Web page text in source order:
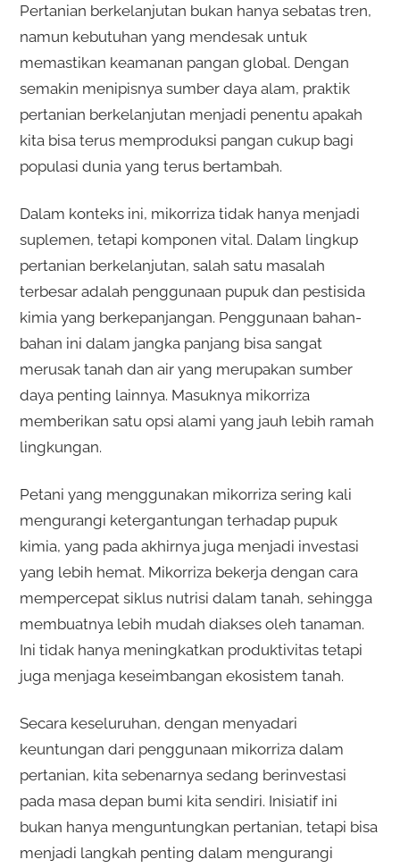
Pertanian berkelanjutan bukan hanya sebatas tren,
namun kebutuhan yang mendesak untuk
memastikan keamanan pangan global. Dengan
semakin menipisnya sumber daya alam, praktik
pertanian berkelanjutan menjadi penentu apakah
kita bisa terus memproduksi pangan cukup bagi
populasi dunia yang terus bertambah.
Dalam konteks ini, mikorriza tidak hanya menjadi
suplemen, tetapi komponen vital. Dalam lingkup
pertanian berkelanjutan, salah satu masalah
terbesar adalah penggunaan pupuk dan pestisida
kimia yang berkepanjangan. Penggunaan bahan-
bahan ini dalam jangka panjang bisa sangat
merusak tanah dan air yang merupakan sumber
daya penting lainnya. Masuknya mikorriza
memberikan satu opsi alami yang jauh lebih ramah
lingkungan.
Petani yang menggunakan mikorriza sering kali
mengurangi ketergantungan terhadap pupuk
kimia, yang pada akhirnya juga menjadi investasi
yang lebih hemat. Mikorriza bekerja dengan cara
mempercepat siklus nutrisi dalam tanah, sehingga
membuatnya lebih mudah diakses oleh tanaman.
Ini tidak hanya meningkatkan produktivitas tetapi
juga menjaga keseimbangan ekosistem tanah.
Secara keseluruhan, dengan menyadari
keuntungan dari penggunaan mikorriza dalam
pertanian, kita sebenarnya sedang berinvestasi
pada masa depan bumi kita sendiri. Inisiatif ini
bukan hanya menguntungkan pertanian, tetapi bisa
menjadi langkah penting dalam mengurangi